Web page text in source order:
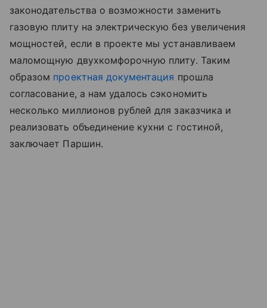
законодательства о возможности заменить
газовую плиту на электрическую без увеличения
мощностей, если в проекте мы устанавливаем
маломощную двухкомфорочную плиту. Таким
образом проектная документация прошла
согласование, а нам удалось сэкономить
несколько миллионов рублей для заказчика и
реализовать объединение кухни с гостиной,
заключает Паршин.